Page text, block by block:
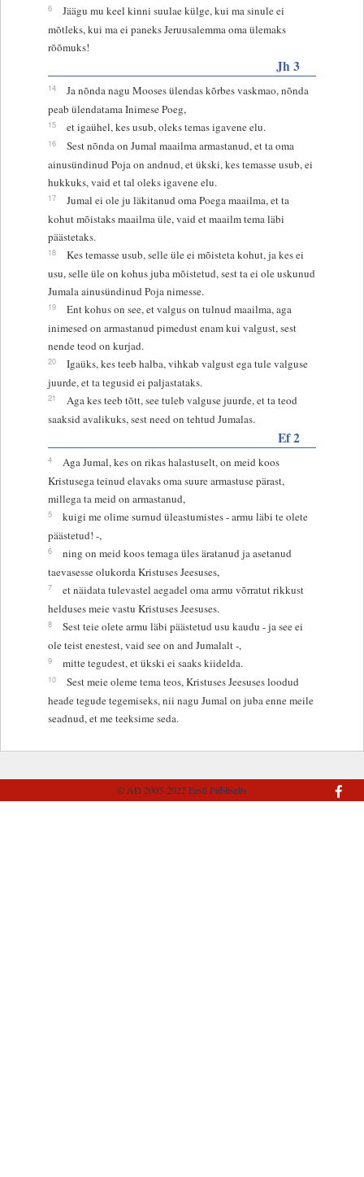
6
Jäägu mu keel kinni suulae külge, kui ma sinule ei
mõtleks, kui ma ei paneks Jeruusalemma oma ülemaks
rõõmuks!
Jh 3
14
Ja nõnda nagu Mooses ülendas kõrbes vaskmao, nõnda
peab ülendatama Inimese Poeg,
15 et igaühel, kes usub, oleks temas igavene elu.
16
Sest nõnda on Jumal maailma armastanud, et ta oma
ainusündinud Poja on andnud, et ükski, kes temasse usub, ei
hukkuks, vaid et tal oleks igavene elu.
17
Jumal ei ole ju läkitanud oma Poega maailma, et ta
kohut mõistaks maailma üle, vaid et maailm tema läbi
päästetaks.
18
Kes temasse usub, selle üle ei mõisteta kohut, ja kes ei
usu, selle üle on kohus juba mõistetud, sest ta ei ole uskunud
Jumala ainusündinud Poja nimesse.
19
Ent kohus on see, et valgus on tulnud maailma, aga
inimesed on armastanud pimedust enam kui valgust, sest
nende teod on kurjad.
20
Igaüks, kes teeb halba, vihkab valgust ega tule valguse
juurde, et ta tegusid ei paljastataks.
21
Aga kes teeb tõtt, see tuleb valguse juurde, et ta teod
saaksid avalikuks, sest need on tehtud Jumalas.
Ef 2
4
Aga Jumal, kes on rikas halastuselt, on meid koos
Kristusega teinud elavaks oma suure armastuse pärast,
millega ta meid on armastanud,
5
kuigi me olime surnud üleastumistes - armu läbi te olete
päästetud! -,
6
ning on meid koos temaga üles äratanud ja asetanud
taevasesse olukorda Kristuses Jeesuses,
7
et näidata tulevastel aegadel oma armu võrratut rikkust
helduses meie vastu Kristuses Jeesuses.
8
Sest teie olete armu läbi päästetud usu kaudu - ja see ei
ole teist enestest, vaid see on and Jumalalt -,
9 mitte tegudest, et ükski ei saaks kiidelda.
10
Sest meie oleme tema teos, Kristuses Jeesuses loodud
heade tegude tegemiseks, nii nagu Jumal on juba enne meile
seadnud, et me teeksime seda.
© AD 2005-2022Eesti Piibliselts